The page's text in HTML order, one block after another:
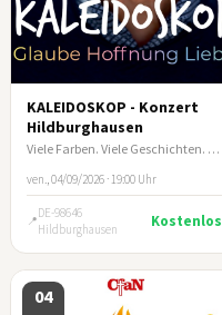
KALEIDOSKOP - Konzert
Hildburghausen
Viele Farben. Viele Geschichten. Ein Abend, der berührt.
ven., 04/09/2026 · 19:00 Uhr
DE-98646
Hildburghausen
Kostenlos
04